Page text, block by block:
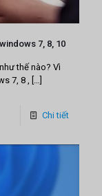
7, 8, 10
thế nào? Vì
7, 8 , […]
Chi tiết